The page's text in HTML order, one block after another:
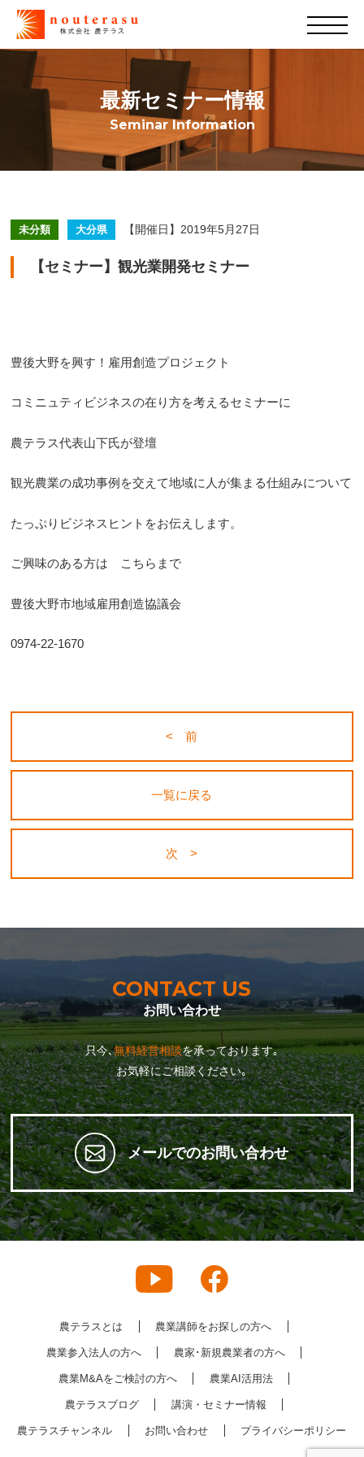
最新セミナー情報
Seminar Information
未分類 大分県 【開催日】2019年5月27日
【セミナー】観光業開発セミナー
豊後大野を興す！雇用創造プロジェクト
コミニュティビジネスの在り方を考えるセミナーに
農テラス代表山下氏が登壇
観光農業の成功事例を交えて地域に人が集まる仕組みについて
たっぷりビジネスヒントをお伝えします。
ご興味のある方は こちらまで
豊後大野市地域雇用創造協議会
0974-22-1670
< 前
一覧に戻る
次 >
CONTACT US
お問い合わせ
只今､無料経営相談を承っております｡
お気軽にご相談ください｡
メールでのお問い合わせ
農テラスとは 農業講師をお探しの方へ
農業参入法人の方へ 農家･新規農業者の方へ
農業M&Aをご検討の方へ 農業AI活用法
農テラスブログ 講演・セミナー情報
農テラスチャンネル お問い合わせ プライバシーポリシー